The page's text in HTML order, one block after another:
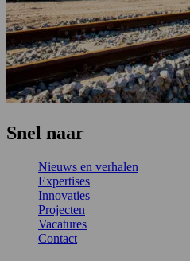
Snel naar
Nieuws en verhalen
Expertises
Innovaties
Projecten
Vacatures
Contact